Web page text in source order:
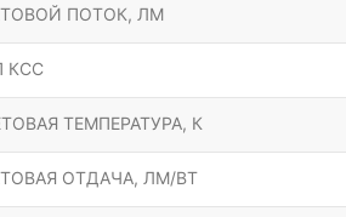
ПОТОК, ЛМ
КСС
ТЕМПЕРАТУРА, К
ОТДАЧА, ЛМ/ВТ